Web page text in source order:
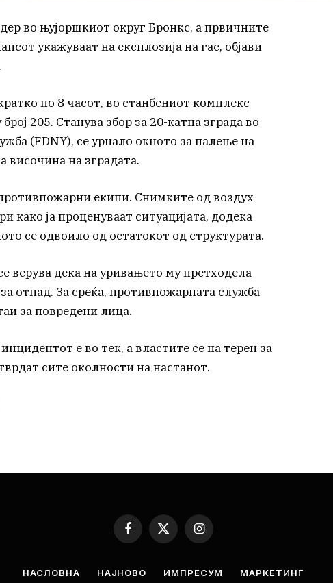
во њујоршкиот округ Бронкс, а првичните
укажуваат на експлозија на гас, објави
по 8 часот, во станбениот комплекс
205. Станува збор за 20-катна зграда во
(FDNY), се урнало окното за палење на
височина на зградата.
екипи. Снимките од воздух
како ја проценуваат ситуацијата, додека
се одвоило од остатокот од структурата.
верува дека на уривањето му претходела
отпад. За среќа, противпожарната служба
за повредени лица.
е во тек, а властите се на терен за
сите околности на настанот.
Facebook
X
Instagram
НАСЛОВНА НАЈНОВО ИМПРЕСУМ МАРКЕТИНГ